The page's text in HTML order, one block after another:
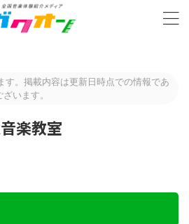
す。掲載内容は更新日時点での情報であ
います。
楽教室